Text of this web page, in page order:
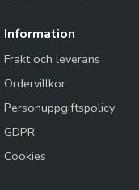
Information
Frakt och leverans
Ordervillkor
Personuppgiftspolicy
GDPR
Cookies